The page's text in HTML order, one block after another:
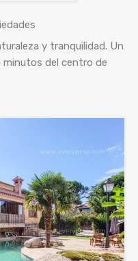
y tranquilidad. Un
minutos del centro de